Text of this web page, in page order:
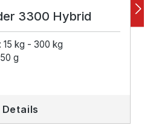
3300 Hybrid
: 15 kg - 300 kg
g
Details